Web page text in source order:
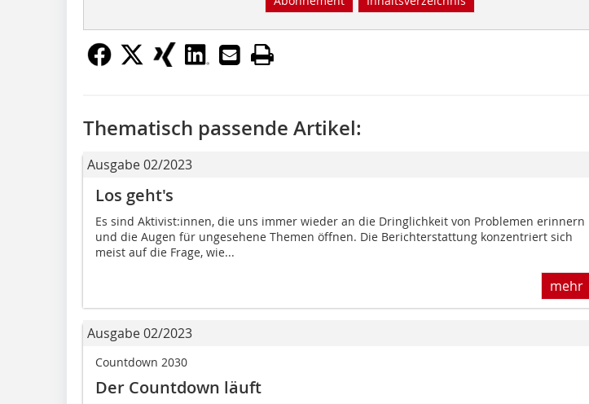
Thematisch passende Artikel:
Ausgabe 02/2023
Los geht's
Es sind Aktivist:innen, die uns immer wieder an die Dringlichkeit von Problemen erinnern
und die Augen für ungesehene Themen öffnen. Die Berichterstattung konzentriert sich
meist auf die Frage, wie...
mehr
Ausgabe 02/2023
Countdown 2030
Der Countdown läuft